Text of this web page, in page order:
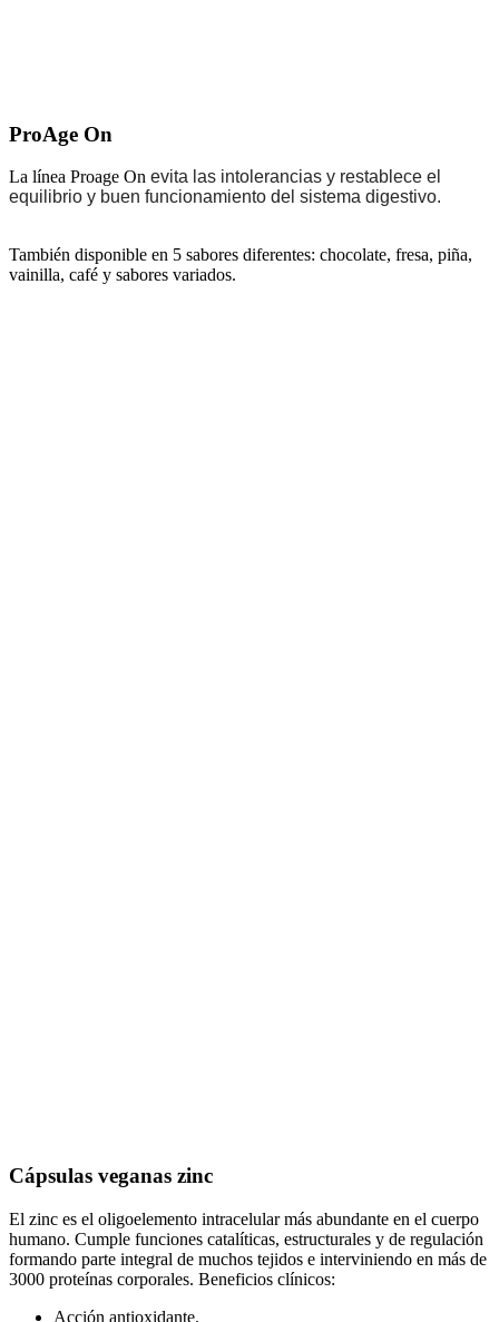
ProAge On
La línea Proage On evita las intolerancias y restablece el
equilibrio y buen funcionamiento del sistema digestivo.
También disponible en 5 sabores diferentes: chocolate, fresa, piña,
vainilla, café y sabores variados.
Cápsulas veganas zinc
El zinc es el oligoelemento intracelular más abundante en el cuerpo
humano. Cumple funciones catalíticas, estructurales y de regulación
formando parte integral de muchos tejidos e interviniendo en más de
3000 proteínas corporales. Beneficios clínicos:
Acción antioxidante.